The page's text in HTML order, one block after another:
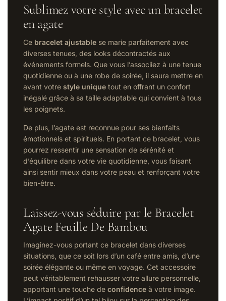
Sublimez votre style avec un bracelet
en agate
Ce bracelet ajustable se marie parfaitement avec
diverses tenues, des looks décontractés aux
événements formels. Que vous l’associiez à une tenue
quotidienne ou à une robe de soirée, il saura mettre en
avant votre style unique tout en offrant un confort
inégalé grâce à sa taille adaptable qui convient à tous
les poignets.
De plus, l’agate est reconnue pour ses bienfaits
émotionnels et spirituels. En portant ce bracelet, vous
pourrez ressentir une sensation de sérénité et
d’équilibre dans votre vie quotidienne, vous faisant
ainsi sentir mieux dans votre peau et renforçant votre
bien-être.
Laissez-vous séduire par le Bracelet
Agate Feuille De Bambou
Imaginez-vous portant ce bracelet dans diverses
situations, que ce soit lors d’un café entre amis, d’une
soirée élégante ou même en voyage. Cet accessoire
peut véritablement rehausser votre allure personnelle,
apportant une touche de confidence à votre image.